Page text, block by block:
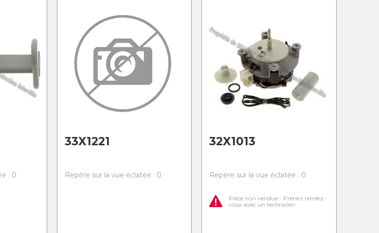
: 0
33X1221
Repère sur la vue éclatée : 0
32X1013
Repère sur la vue éclatée : 0
Pièce non vendue - Prenez rendez-
vous avec un technicien